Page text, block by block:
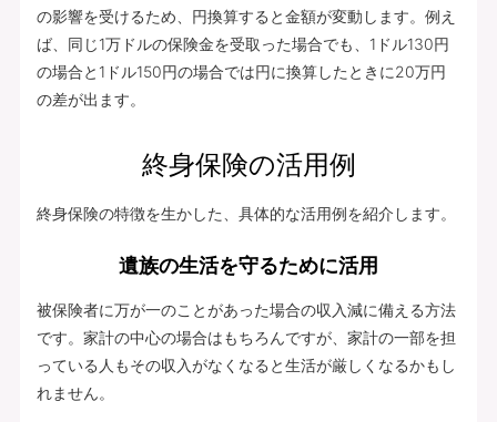
の影響を受けるため、円換算すると金額が変動します。例え
ば、同じ1万ドルの保険金を受取った場合でも、1ドル130円
の場合と1ドル150円の場合では円に換算したときに20万円
の差が出ます。
終身保険の活用例
終身保険の特徴を生かした、具体的な活用例を紹介します。
遺族の生活を守るために活用
被保険者に万が一のことがあった場合の収入減に備える方法
です。家計の中心の場合はもちろんですが、家計の一部を担
っている人もその収入がなくなると生活が厳しくなるかもし
れません。